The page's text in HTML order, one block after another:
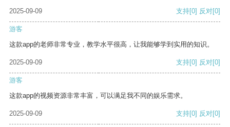
2025-09-09 支持[0] 反对[0]
游客
这款app的老师非常专业，教学水平很高，让我能够学到实用的知识。
2025-09-09 支持[0] 反对[0]
游客
这款app的视频资源非常丰富，可以满足我不同的娱乐需求。
2025-09-09 支持[0] 反对[0]